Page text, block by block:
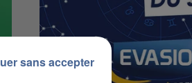
sans accepter